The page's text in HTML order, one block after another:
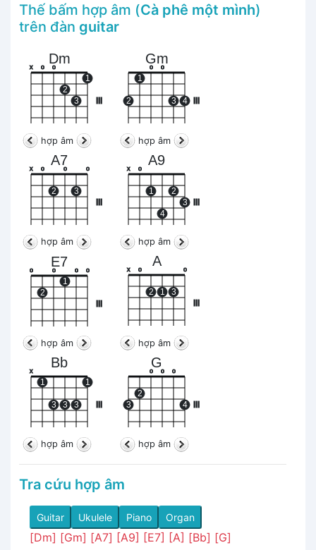
Thế bấm hợp âm (Cà phê một mình)
trên đàn guitar
Dm
x o o
2
3
1
hợp âm
Gm
2
1
o o
3 4
hợp âm
A7
III
x o
2
o
3
o
hợp âm
A9
x o
1
4
2
3
hợp âm
E7
III
o
2
o
1
o o
hợp âm
A
x o
2 1 3
o
hợp âm
Bb
III
x
1
3 3 3
1
hợp âm
G
3
2
o o o
4
hợp âm
Tra cứu hợp âm
Guitar Ukulele Piano Organ
[Dm] [Gm] [A7] [A9] [E7] [A] [Bb] [G]